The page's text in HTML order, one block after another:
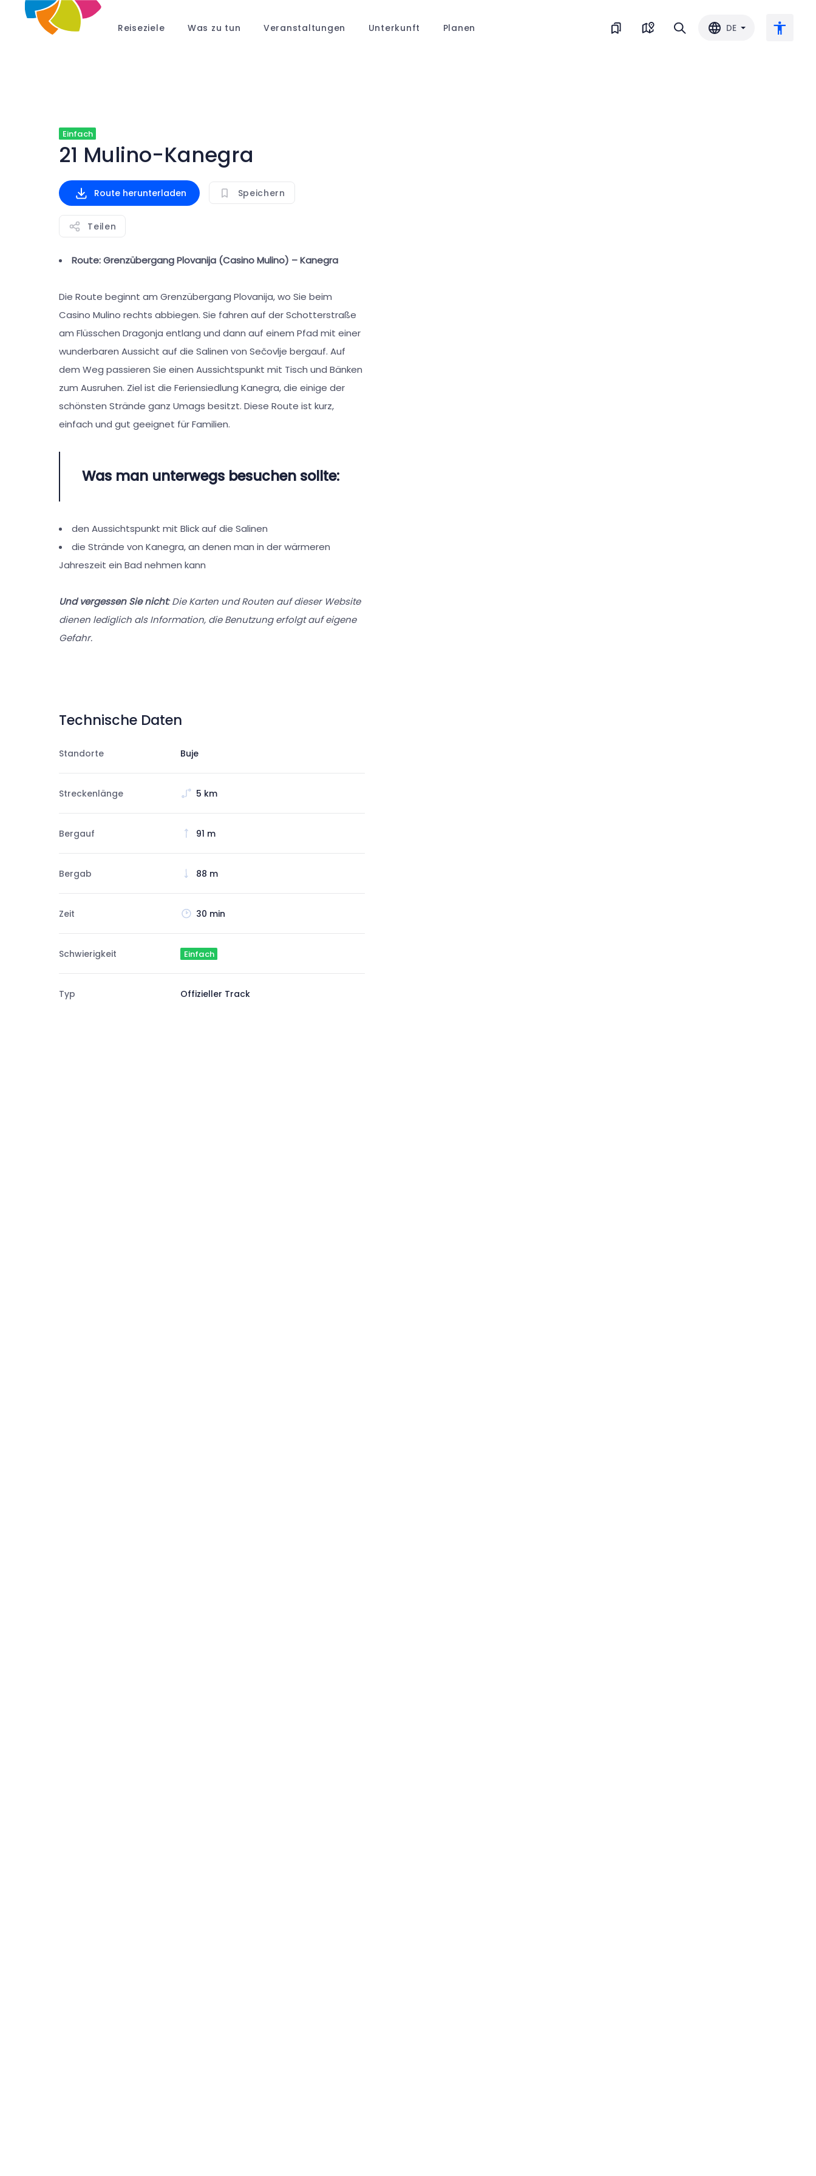
Reiseziele Was zu tun Veranstaltungen Unterkunft Planen DE
Einfach
21 Mulino-Kanegra
Route herunterladen Speichern
Teilen
Route: Grenzübergang Plovanija (Casino Mulino) – Kanegra
Die Route beginnt am Grenzübergang Plovanija, wo Sie beim
Casino Mulino rechts abbiegen. Sie fahren auf der Schotterstraße
am Flüsschen Dragonja entlang und dann auf einem Pfad mit einer
wunderbaren Aussicht auf die Salinen von Sečovlje bergauf. Auf
dem Weg passieren Sie einen Aussichtspunkt mit Tisch und Bänken
zum Ausruhen. Ziel ist die Feriensiedlung Kanegra, die einige der
schönsten Strände ganz Umags besitzt. Diese Route ist kurz,
einfach und gut geeignet für Familien.
Was man unterwegs besuchen sollte:
den Aussichtspunkt mit Blick auf die Salinen
die Strände von Kanegra, an denen man in der wärmeren
Jahreszeit ein Bad nehmen kann
Und vergessen Sie nicht: Die Karten und Routen auf dieser Website
dienen lediglich als Information, die Benutzung erfolgt auf eigene
Gefahr.
Technische Daten
Standorte Buje
Streckenlänge 5 km
Bergauf 91 m
Bergab 88 m
Zeit 30 min
Schwierigkeit Einfach
Typ Offizieller Track